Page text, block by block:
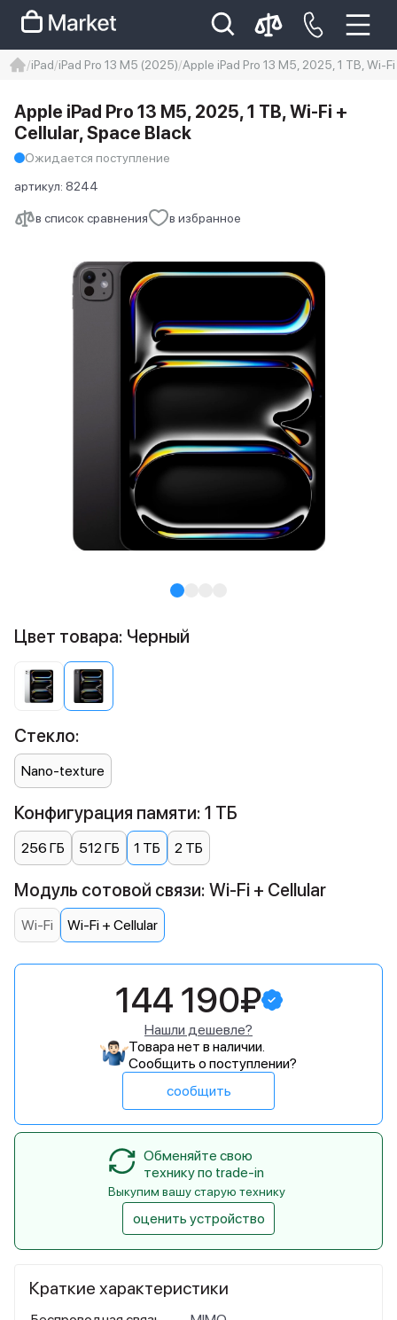
Iphone 14 pro max
айфон 14
iPad iPad Pro 13 M5 (2025) Apple iPad Pro 13 M5, 2025, 1 TB, Wi-
в список сравнения в избранное
Apple iPad Pro 13 M5, 2025, 1 TB, Wi-Fi +
Cellular, Space Black
Ожидается поступление
артикул: 8244
Краткие характеристики
Цвет товара: Черный
Стекло:
Nano-texture
Конфигурация памяти: 1 ТБ
256 ГБ 512 ГБ 1 ТБ 2 ТБ
Модуль сотовой связи: Wi-Fi + Cellular
Wi-Fi Wi-Fi + Cellular
144 190₽
Нашли дешевле?
Товара нет в наличии.
Сообщить о поступлении?
сообщить
Обменяйте свою
технику по trade-in
Выкупим вашу старую технику
оценить устройство